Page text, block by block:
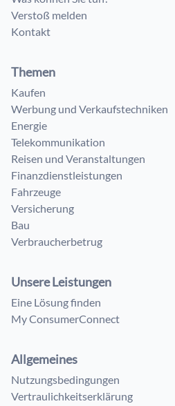
Verstoß melden
Kontakt
Themen
Kaufen
Werbung und Verkaufstechniken
Energie
Telekommunikation
Reisen und Veranstaltungen
Finanzdienstleistungen
Fahrzeuge
Versicherung
Bau
Verbraucherbetrug
Unsere Leistungen
Eine Lösung finden
My ConsumerConnect
Allgemeines
Nutzungsbedingungen
Vertraulichkeitserklärung